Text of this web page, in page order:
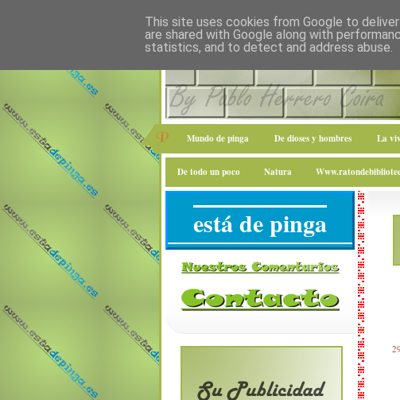
Mundo de pinga De dioses y hombres La
De todo un poco Natura
está de pinga
This site uses cookies from Google to
are shared with Google along with
statistics, and to detect and address abuse.